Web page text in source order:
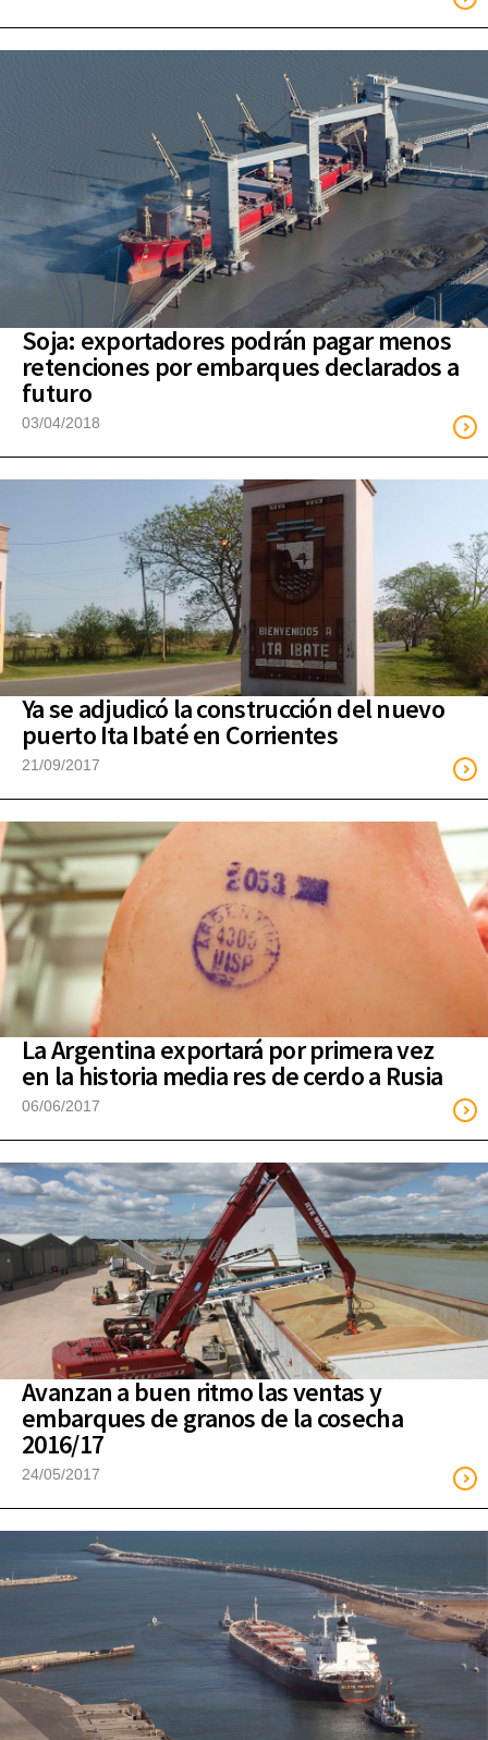
Soja: exportadores podrán pagar menos
retenciones por embarques declarados a
futuro
03/04/2018
Ya se adjudicó la construcción del nuevo
puerto Ita Ibaté en Corrientes
21/09/2017
La Argentina exportará por primera vez
en la historia media res de cerdo a Rusia
06/06/2017
Avanzan a buen ritmo las ventas y
embarques de granos de la cosecha
2016/17
24/05/2017